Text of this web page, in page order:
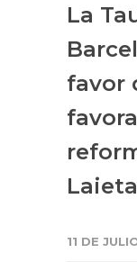
La
favor
11 DE